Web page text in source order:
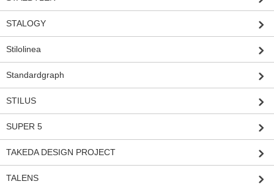
STALOGY
Stilolinea
Standardgraph
STILUS
SUPER 5
TAKEDA DESIGN PROJECT
TALENS